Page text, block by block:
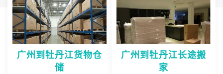
广州到牡丹江货物仓
储
广州到牡丹江长途搬
家